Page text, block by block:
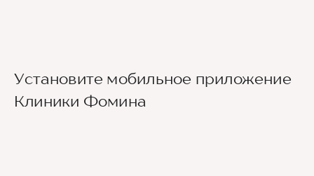
Установите мобильное приложение
Клиники Фомина